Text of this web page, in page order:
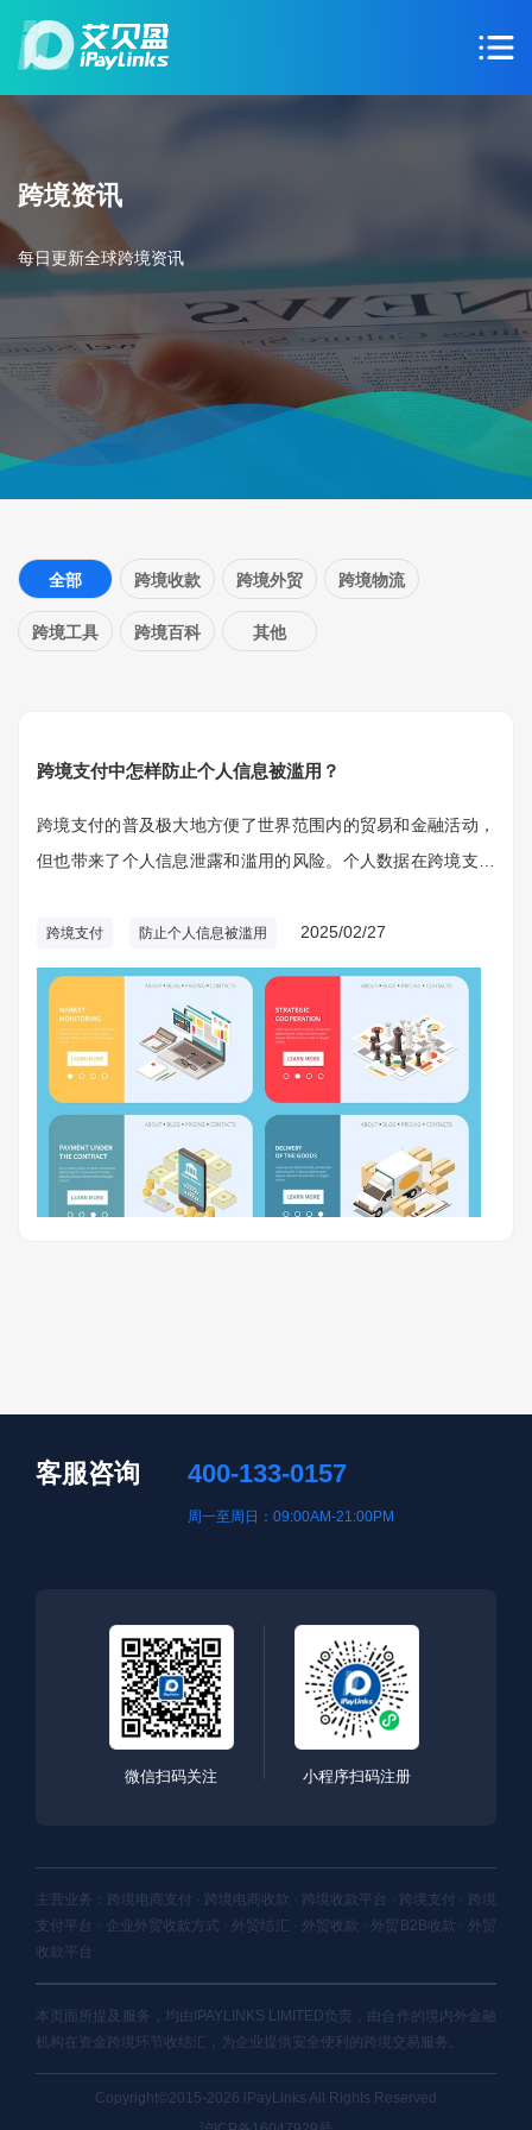
跨境资讯
每日更新全球跨境资讯
全部 跨境收款 跨境外贸 跨境物流
跨境工具 跨境百科 其他
跨境支付中怎样防止个人信息被滥用？
跨境支付的普及极大地方便了世界范围内的贸易和金融活动，
但也带来了个人信息泄露和滥用的风险。个人数据在跨境支付
当这些信息遭到滥用或泄露，不仅会对用户损坏严重损害，还
可能影响支付平台的信誉和合规性。如何在跨境支付中防止个
人信息被滥用，作为支付平台和用户共同关注的重要问题。
跨境支付 防止个人信息被滥用 2025/02/27
客服咨询 400-133-0157
周一至周日：09:00AM-21:00PM
微信扫码关注 小程序扫码注册
主营业务：跨境电商支付 · 跨境电商收款 · 跨境收款平台 · 跨境支付 · 跨境
支付平台 · 企业外贸收款方式 · 外贸结汇 · 外贸收款 · 外贸B2B收款 · 外贸
收款平台
本页面所提及服务，均由IPAYLINKS LIMITED负责，由合作的境内外金融
机构在资金跨境环节收结汇，为企业提供安全便利的跨境交易服务。
Copyright©2015-2026 iPayLinks All Rights Reserved